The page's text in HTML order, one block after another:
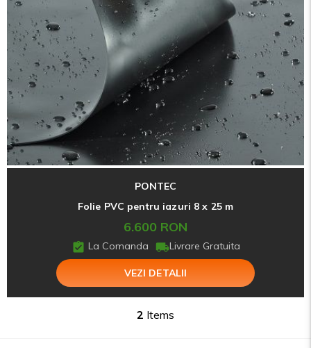
PONTEC
Folie PVC pentru iazuri 8 x 25 m
6.600 RON
La Comanda Livrare Gratuita
VEZI DETALII
2 Items